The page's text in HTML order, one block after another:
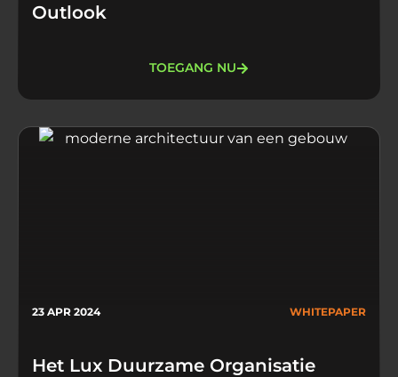
Outlook
TOEGANG NU
23 APR 2024 WHITEPAPER
Het Lux Duurzame Organisatie